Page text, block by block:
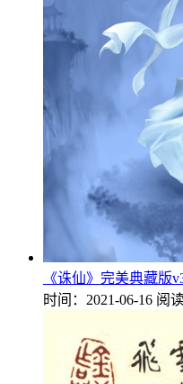
《诛仙》完美典藏版
时间：2021-06-16 阅